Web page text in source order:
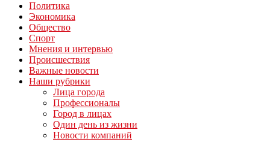
Политика
Экономика
Общество
Спорт
Мнения и интервью
Происшествия
Важные новости
Наши рубрики
Лица города
Профессионалы
Город в лицах
Один день из жизни
Новости компаний